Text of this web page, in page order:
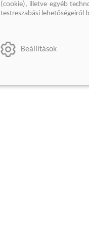
(cookie), illetve egyéb
testreszabási lehetőségeiről
Beállítások